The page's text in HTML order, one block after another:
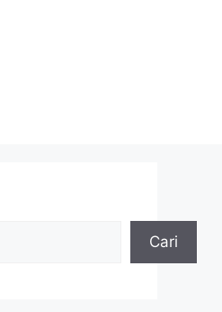
Cari